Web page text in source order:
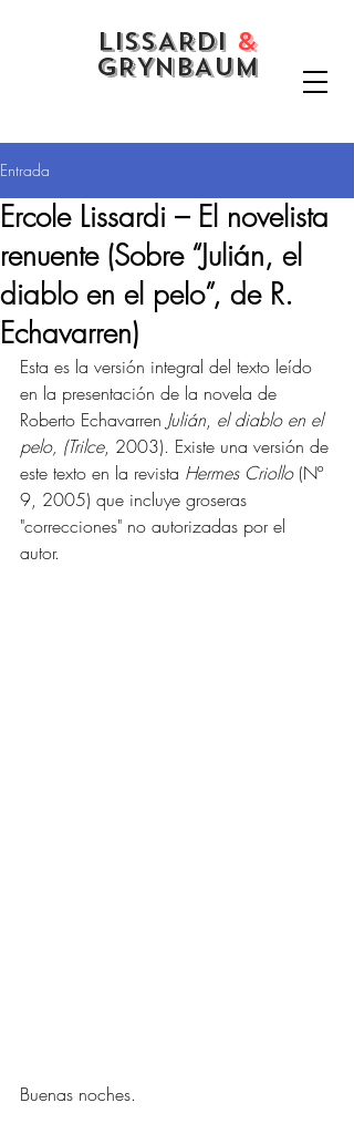
LISSARDI &
GRYNBAUM
Entrada
Ercole Lissardi – El novelista
renuente (Sobre “Julián, el
diablo en el pelo”, de R.
Echavarren)
Esta es la versión integral del texto leído
en la presentación de la novela de
Roberto Echavarren Julián, el diablo en el
pelo, (Trilce, 2003). Existe una versión de
este texto en la revista Hermes Criollo (Nº
9, 2005) que incluye groseras
"correcciones" no autorizadas por el
autor.
Buenas noches.